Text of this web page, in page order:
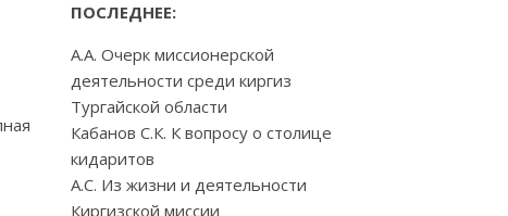
ПОСЛЕДНЕЕ:
А.А. Очерк миссионерской
деятельности среди киргиз
Тургайской области
Кабанов С.К. К вопросу о столице
кидаритов
А.С. Из жизни и деятельности
Киргизской миссии